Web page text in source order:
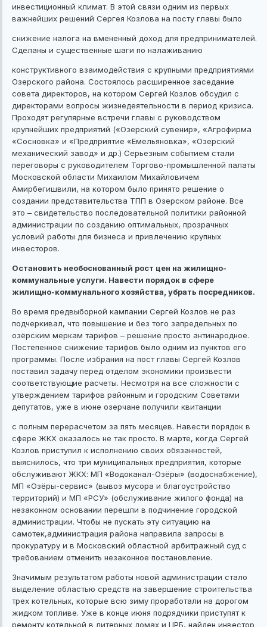
инвестиционный климат. В этой связи одним из первых
важнейших решений Сергея Козлова на посту главы было
снижение налога на вмененный доход для предпринимателей.
Сделаны и существенные шаги по налаживанию
конструктивного взаимодействия с крупными предприятиями
Озерского района. Состоялось расширенное заседание
совета директоров, на котором Сергей Козлов обсудил с
директорами вопросы жизнедеятельности в период кризиса.
Проходят регулярные встречи главы с руководством
крупнейших предприятий («Озерский сувенир», «Агрофирма
«Сосновка» и «Предприятие «Емельяновка», «Озерский
механический завод» и др.) Серьезным событием стали
переговоры с руководителем Торгово-промышленной палаты
Московской области Михаилом Михайловичем
Амирбегишвили, на котором было принято решение о
создании представительства ТПП в Озерском районе. Все
это – свидетельство последовательной политики районной
администрации по созданию оптимальных, прозрачных
условий работы для бизнеса и привлечению крупных
инвесторов.
Остановить необоснованный рост цен на жилищно-
коммунальные услуги. Навести порядок в сфере
жилищно-коммунального хозяйства, убрать посредников.
Во время предвыборной кампании Сергей Козлов не раз
подчеркивал, что повышение и без того запредельных по
озёрским меркам тарифов – решение просто антинародное.
Постепенное снижение тарифов было одним из пунктов его
программы. После избрания на пост главы Сергей Козлов
поставил задачу перед отделом экономики произвести
соответствующие расчеты. Несмотря на все сложности с
утверждением тарифов районным и городским Советами
депутатов, уже в июне озерчане получили квитанции
с полным перерасчетом за пять месяцев. Навести порядок в
сфере ЖКХ оказалось не так просто. В марте, когда Сергей
Козлов приступил к исполнению своих обязанностей,
выяснилось, что три муниципальных предприятия, которые
обслуживают ЖКХ: МП «Водоканал-Озёры» (водоснабжение),
МП «Озёры-сервис» (вывоз мусора и благоустройство
территорий) и МП «РСУ» (обслуживание жилого фонда) на
незаконном основании перешли в подчинение городской
администрации. Чтобы не пускать эту ситуацию на
самотек,администрация района направила запросы в
прокуратуру и в Московский областной арбитражный суд с
требованием отменить незаконное постановление.
Значимым результатом работы новой администрации стало
выделение областью средств на завершение строительства
трех котельных, которые всю зиму проработали на дорогом
жидком топливе. Уже в конце июня подрядчики приступят к
ремонту котельной в литерных домах и ЦРБ, найден инвестор